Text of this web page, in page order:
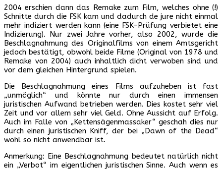
2004 erschien dann das Remake zum Film, welches ohne (!)
Schnitte durch die FSK kam und dadurch de jure nicht einmal
mehr indiziert werden kann (eine FSK-Prüfung verbietet eine
Indizierung). Nur zwei Jahre vorher, also 2002, wurde die
Beschlagnahmung des Originalfilms von einem Amtsgericht
jedoch bestätigt, obwohl beide Filme (Original von 1978 und
Remake von 2004) auch inhaltlich dicht verwoben sind und
vor dem gleichen Hintergrund spielen.
Die Beschlagnahmung eines Films aufzuheben ist fast
„unmöglich“ und könnte nur durch einen immensen
juristischen Aufwand betrieben werden. Dies kostet sehr viel
Zeit und vor allem sehr viel Geld. Ohne Aussicht auf Erfolg.
Auch im Falle von „Kettensägenmassaker“ geschah dies nur
durch einen juristischen Kniff, der bei „Dawn of the Dead“
wohl so nicht anwendbar ist.
Anmerkung: Eine Beschlagnahmung bedeutet natürlich nicht
ein „Verbot“ im eigentlichen juristischen Sinne. Auch wenn es